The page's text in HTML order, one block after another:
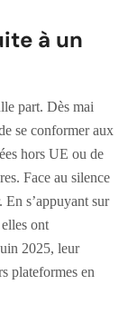
à un
part. Dès mai
se conformer aux
hors UE ou de
Face au silence
En s’appuyant sur
elles ont
2025, leur
plateformes en